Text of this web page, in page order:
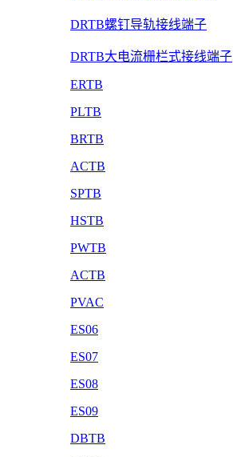
DRTB螺钉导轨接线端子
DRTB大电流栅栏式接线端子
ERTB
PLTB
BRTB
ACTB
SPTB
HSTB
PWTB
ACTB
PVAC
ES06
ES07
ES08
ES09
DBTB